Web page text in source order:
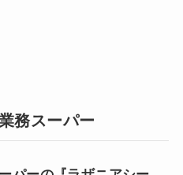
務スーパー